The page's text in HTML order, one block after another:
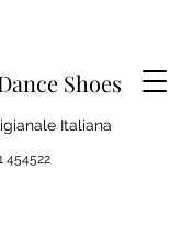
Shoes
Italiana
454522